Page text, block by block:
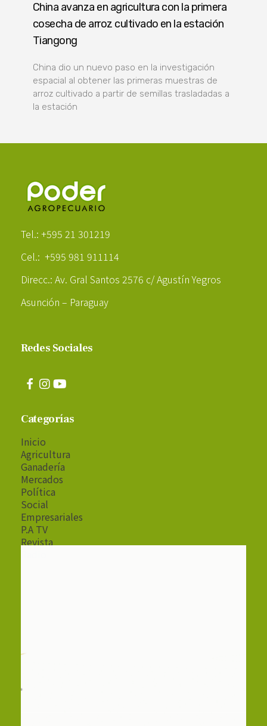
China avanza en agricultura con la primera
cosecha de arroz cultivado en la estación
Tiangong
China dio un nuevo paso en la investigación
espacial al obtener las primeras muestras de
arroz cultivado a partir de semillas trasladadas a
la estación
Tel.: +595 21 301219
Cel.: +595 981 911114
Direcc.: Av. Gral Santos 2576 c/ Agustín Yegros
Asunción – Paraguay
Redes Sociales
Categorías
Inicio
Agricultura
Ganadería
Mercados
Política
Social
Empresariales
P.A TV
Revista